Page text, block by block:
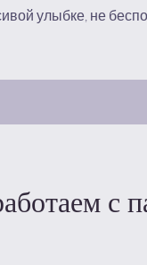
улыбке, не
с